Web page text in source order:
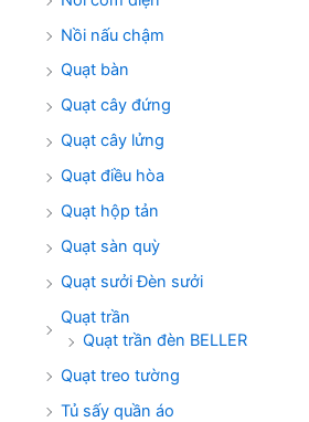
Nồi nấu chậm
Quạt bàn
Quạt cây đứng
Quạt cây lửng
Quạt điều hòa
Quạt hộp tản
Quạt sàn quỳ
Quạt sưởi Đèn sưởi
Quạt trần
Quạt trần đèn BELLER
Quạt treo tường
Tủ sấy quần áo